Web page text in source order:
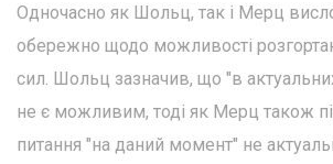
Одночасно як Шольц, так і Мерц
обережно щодо можливості
сил. Шольц зазначив, що "в
не є можливим, тоді як Мерц також
питання "на даний момент" не